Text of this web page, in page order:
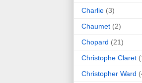
Charlie (3)
Chaumet (2)
Chopard (21)
Christophe Claret
Christopher Ward